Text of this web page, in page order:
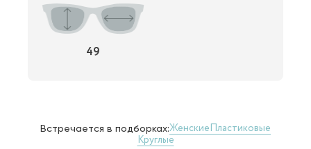
49
Встречается в подборках:ЖенскиеПластиковые
Круглые